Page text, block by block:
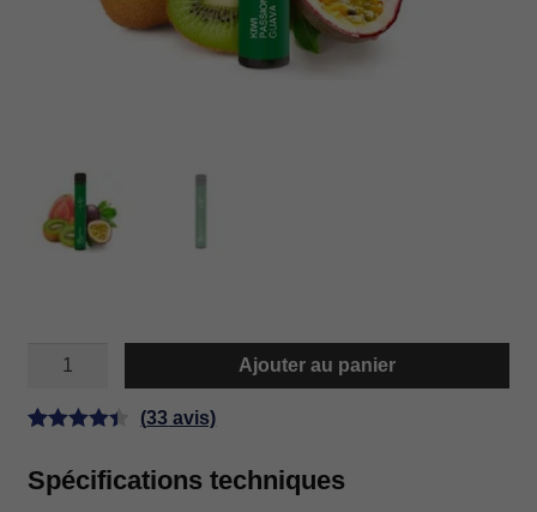
600
FRUIT
Ajouter au panier
sur 5 basé
(33 avis)
Spécifications techniques